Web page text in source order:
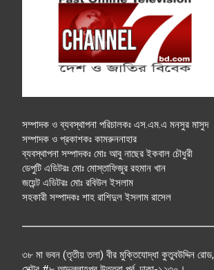
সম্পাদক ও ব্যবস্থাপনা পরিচালকঃ এস.এম.এ মনসুর মাসুদ
সম্পাদক ও প্রকাশকঃ কামরুননাহার
ব্যবস্থাপনা সম্পাদকঃ মোঃ আবু নাছের ইকবাল চৌধুরী
ডেপুটি এডিটরঃ মোঃ মোস্তাফিজুর রহমান খান
জয়েন্ট এডিটরঃ মোঃ রবিউল ইসলাম
সহকারী সম্পাদকঃ শাহ রাশিদুল ইসলাম রাসেল
৩৮ মা ভবন (তৃতীয় তলা) বীর মুক্তিযোদ্ধা কুতুবউদ্দিন রোড,